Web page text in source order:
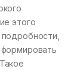
этого